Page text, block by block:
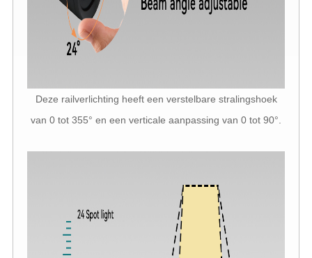
Deze railverlichting heeft een verstelbare stralingshoek
van 0 tot 355° en een verticale aanpassing van 0 tot 90°.